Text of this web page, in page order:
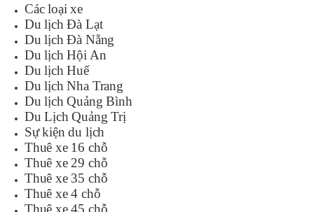
Các loại xe
Du lịch Đà Lạt
Du lịch Đà Nẵng
Du lịch Hội An
Du lịch Huế
Du lịch Nha Trang
Du lịch Quảng Bình
Du Lịch Quảng Trị
Sự kiện du lịch
Thuê xe 16 chỗ
Thuê xe 29 chỗ
Thuê xe 35 chỗ
Thuê xe 4 chỗ
Thuê xe 45 chỗ